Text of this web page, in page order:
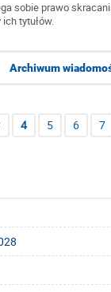
sobie prawo
tytułów.
Archiwum
4 5 6 7